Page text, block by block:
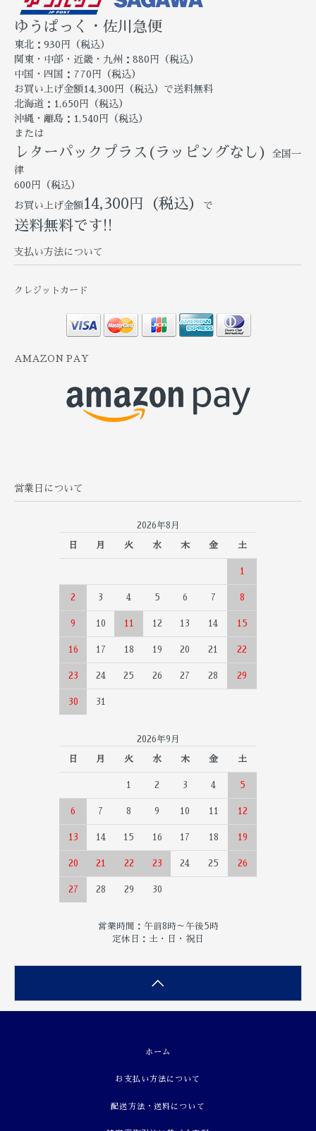
ゆうぱっく・佐川急便
東北：930円（税込）
関東・中部・近畿・九州：880円（税込）
中国・四国：770円（税込）
お買い上げ金額14,300円（税込）で送料無料
北海道：1,650円（税込）
沖縄・離島：1,540円（税込）
または
レターパックプラス(ラッピングなし)
全国一
律
600円（税込）
お買い上げ金額14,300円（税込） で
送料無料です!!
支払い方法について
クレジットカード
AMAZON PAY
営業日について
2026年8月
日 月 火 水 木 金 土
1
2 3 4 5 6 7 8
9 10 11 12 13 14 15
16 17 18 19 20 21 22
23 24 25 26 27 28 29
30 31
2026年9月
日 月 火 水 木 金 土
1 2 3 4 5
6 7 8 9 10 11 12
13 14 15 16 17 18 19
20 21 22 23 24 25 26
27 28 29 30
営業時間：午前8時～午後5時
定休日：土・日・祝日
ホーム
お支払い方法について
配送方法・送料について